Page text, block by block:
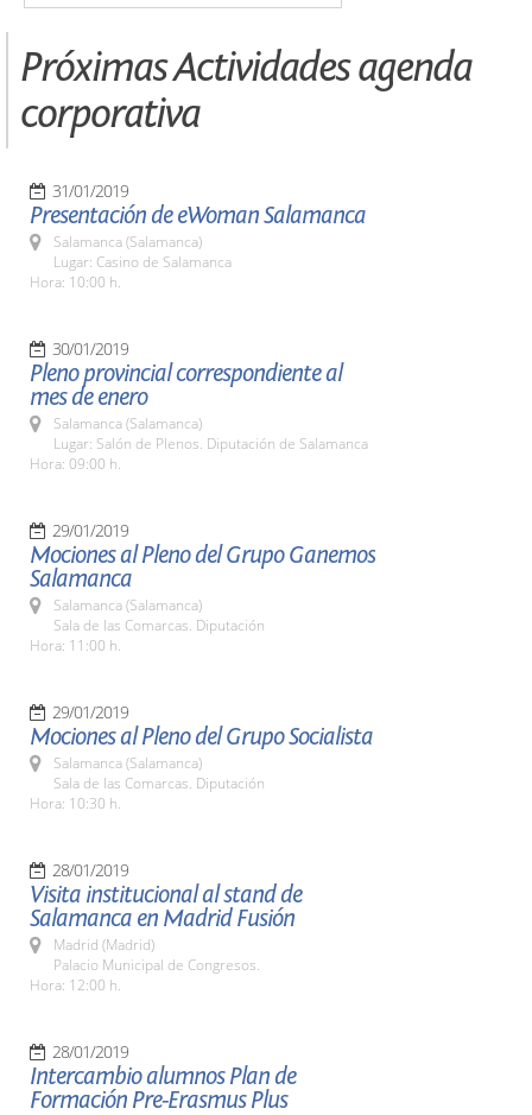
Próximas Actividades agenda
corporativa
31/01/2019
Presentación de eWoman Salamanca
Salamanca (Salamanca)
Lugar: Casino de Salamanca
Hora: 10:00 h.
30/01/2019
Pleno provincial correspondiente al
mes de enero
Salamanca (Salamanca)
Lugar: Salón de Plenos. Diputación de Salamanca
Hora: 09:00 h.
29/01/2019
Mociones al Pleno del Grupo Ganemos
Salamanca
Salamanca (Salamanca)
Sala de las Comarcas. Diputación
Hora: 11:00 h.
29/01/2019
Mociones al Pleno del Grupo Socialista
Salamanca (Salamanca)
Sala de las Comarcas. Diputación
Hora: 10:30 h.
28/01/2019
Visita institucional al stand de
Salamanca en Madrid Fusión
Madrid (Madrid)
Palacio Municipal de Congresos.
Hora: 12:00 h.
28/01/2019
Intercambio alumnos Plan de
Formación Pre-Erasmus Plus